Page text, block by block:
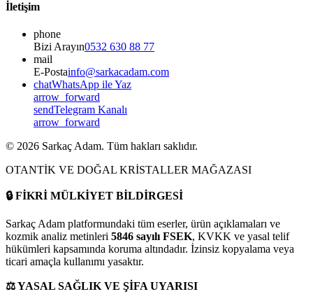
İletişim
phone
Bizi Arayın0532 630 88 77
mail
E-Postainfo@sarkacadam.com
chatWhatsApp ile Yaz
arrow_forward
sendTelegram Kanalı
arrow_forward
© 2026 Sarkaç Adam. Tüm hakları saklıdır.
OTANTİK VE DOĞAL KRİSTALLER MAĞAZASI
🔒FİKRİ MÜLKİYET BİLDİRGESİ
Sarkaç Adam platformundaki tüm eserler, ürün açıklamaları ve
kozmik analiz metinleri 5846 sayılı FSEK, KVKK ve yasal telif
hükümleri kapsamında koruma altındadır. İzinsiz kopyalama veya
ticari amaçla kullanımı yasaktır.
⚖️YASAL SAĞLIK VE ŞİFA UYARISI